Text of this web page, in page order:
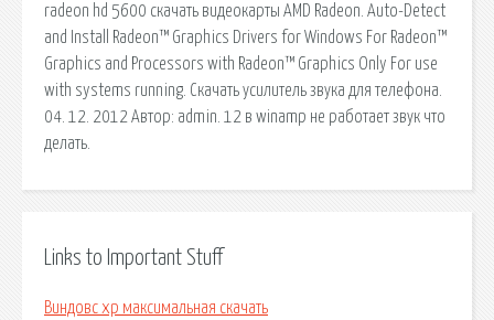
radeon hd 5600 скачать видеокарты AMD Radeon. Auto-Detect
and Install Radeon™ Graphics Drivers for Windows For Radeon™
Graphics and Processors with Radeon™ Graphics Only For use
with systems running. Скачать усилитель звука для телефона.
04. 12. 2012 Автор: admin. 12 в winamp не работает звук что
делать.
Links to Important Stuff
Виндовс xp максимальная скачать